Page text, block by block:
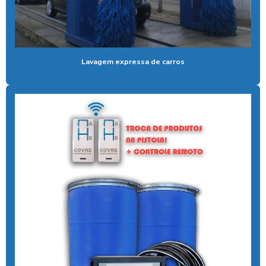
Aspirador de pó self service
Aspirador para posto ficha
Aspirador para posto de gasolina
Aspirador para posto com sistema pix
Aspirador profissional para carros
Aspirador self service para eletroposto
Aspirador self service fichas
Aspirador self service moedas
Aspirador self service onde encontrar
Aspirador self service com pix
Lavagem expressa de carros